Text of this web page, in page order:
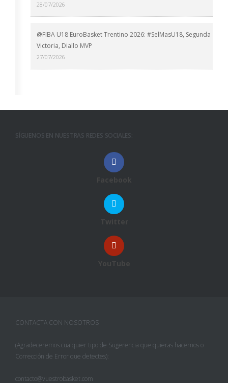
28/07/2026
@FIBA U18 EuroBasket Trentino 2026: #SelMasU18, Segunda
Victoria, Diallo MVP
27/07/2026
SÍGUENOS EN NUESTRAS REDES SOCIALES:
Facebook
Twitter
YouTube
CONTACTA CON NOSOTROS
(Agradeceremos cualquier tipo de Sugerencia que quieras hacernos o
Corrección de Error que detectes):
contacto@vuestrobasket.com